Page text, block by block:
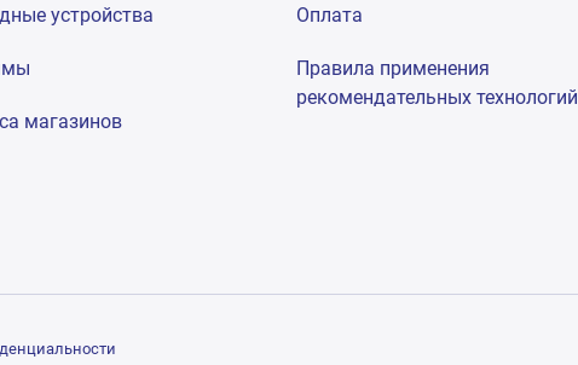
устройства
магазинов
Оплата
Правила применения
рекомендательных технологий